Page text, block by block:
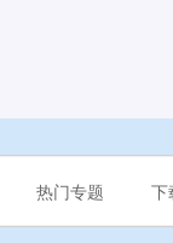
热门专题 下